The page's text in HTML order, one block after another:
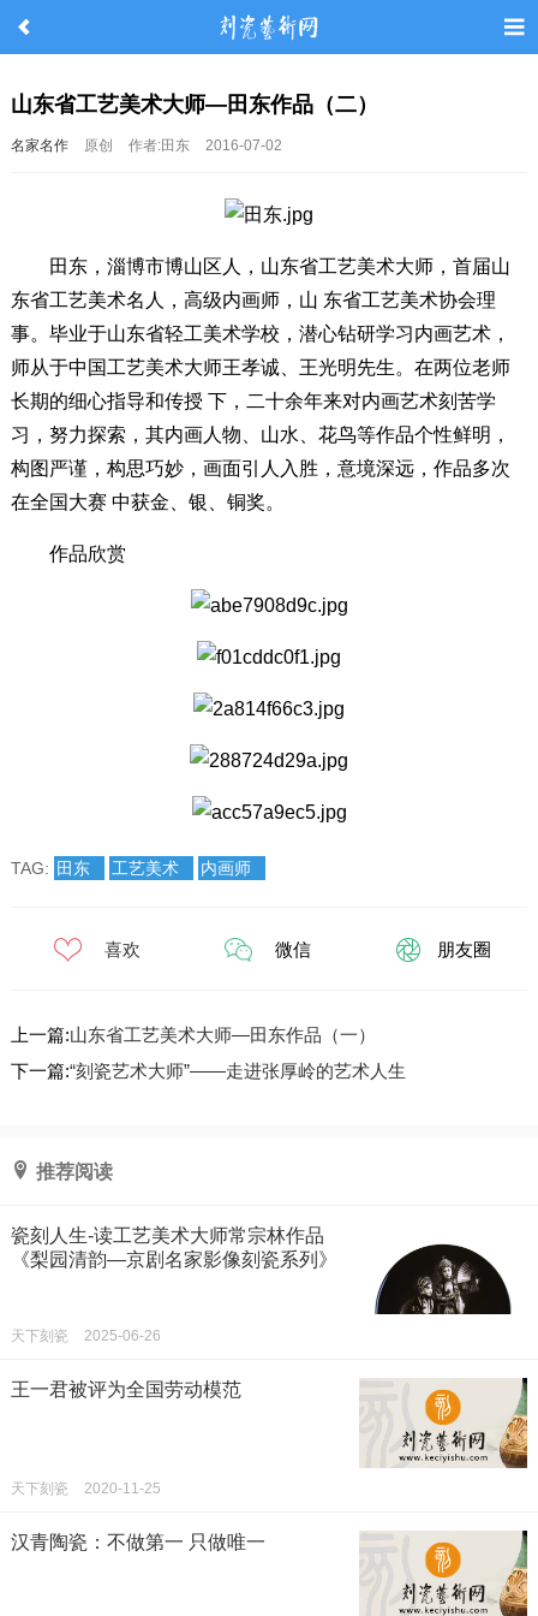
山东省工艺美术大师—田东作品（二）
名家名作 原创 作者:田东 2016-07-02
田东，淄博市博山区人，山东省工艺美术大师，首届山
东省工艺美术名人，高级内画师，山 东省工艺美术协会理
事。毕业于山东省轻工美术学校，潜心钻研学习内画艺术，
师从于中国工艺美术大师王孝诚、王光明先生。在两位老师
长期的细心指导和传授 下，二十余年来对内画艺术刻苦学
习，努力探索，其内画人物、山水、花鸟等作品个性鲜明，
构图严谨，构思巧妙，画面引人入胜，意境深远，作品多次
在全国大赛 中获金、银、铜奖。
作品欣赏
TAG: 田东 工艺美术 内画师
喜欢 微信 朋友圈
上一篇:山东省工艺美术大师—田东作品（一）
下一篇:“刻瓷艺术大师”——走进张厚岭的艺术人生
推荐阅读
瓷刻人生-读工艺美术大师常宗林作品
《梨园清韵—京剧名家影像刻瓷系列》
天下刻瓷 2025-06-26
王一君被评为全国劳动模范
天下刻瓷 2020-11-25
汉青陶瓷：不做第一 只做唯一